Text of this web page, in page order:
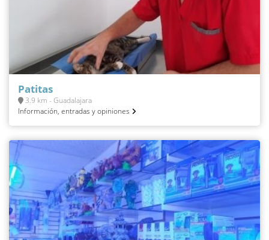
Patitas
3.9 km - Guadalajara
Información, entradas y opiniones